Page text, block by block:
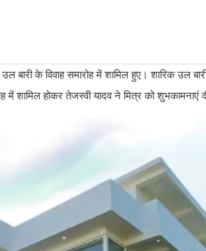
बारी के विवाह समारोह में शामिल हुए। शारिक उल
शामिल होकर तेजस्वी यादव ने मित्र को शुभकामनाएं